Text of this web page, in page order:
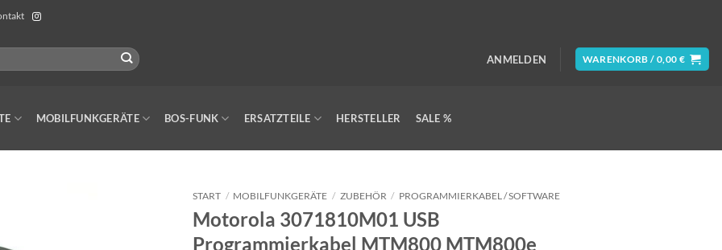
ANMELDEN WARENKORB / 0,00 €
MOBILFUNKGERÄTE BOS-FUNK ERSATZTEILE HERSTELLER SALE %
START / MOBILFUNKGERÄTE / ZUBEHÖR / PROGRAMMIERKABEL / SOFTWARE
Motorola 3071810M01 USB
Programmierkabel MTM800 MTM800e